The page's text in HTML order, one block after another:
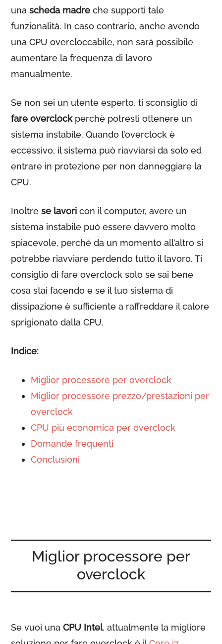
unascheda madre che supporti tale
funzionalità. In caso contrario, anche avendo
una CPU overcloccabile, non sarà possibile
aumentare la frequenza di lavoro
manualmente.
Se non sei un utente esperto, ti sconsiglio di
fare overclockperchè potresti ottenere un
sistema instabile. Quando l’overclock è
eccessivo, il sistema può riavviarsi da solo ed
entrare in protezione per non danneggiare la
CPU.
Inoltrese lavori con il computer, avere un
sistema instabile può essere davvero molto
spiacevole, perchè da un momento all’altro si
potrebbe riavviare perdendo tutto il lavoro. Ti
consiglio di fare overclock solo se sai bene
cosa stai facendo e se il tuo sistema di
dissipazione è sufficiente a raffreddare il calore
sprigionato dalla CPU.
Indice:
Miglior processore per overclock
Miglior processore prezzo/prestazioni per
overclock
CPU più economica per overclock
Domande frequenti
Conclusioni
Miglior processore per
overclock
Se vuoi unaCPU Intel, attualmente la migliore